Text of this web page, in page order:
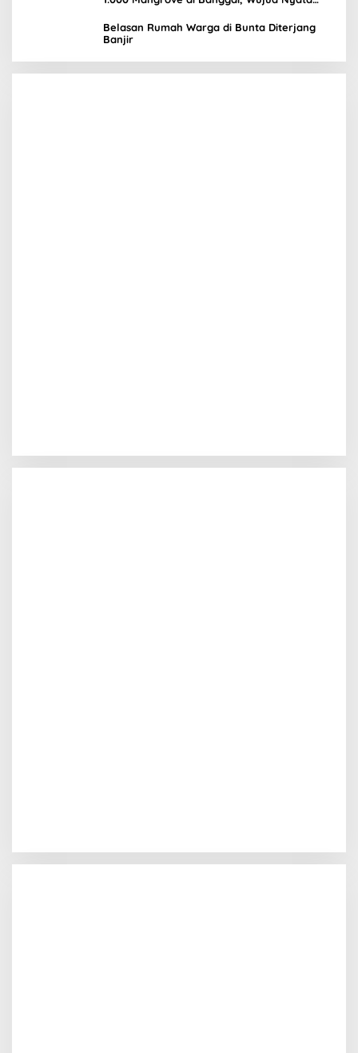
Belasan Rumah Warga di Bunta Diterjang
Banjir